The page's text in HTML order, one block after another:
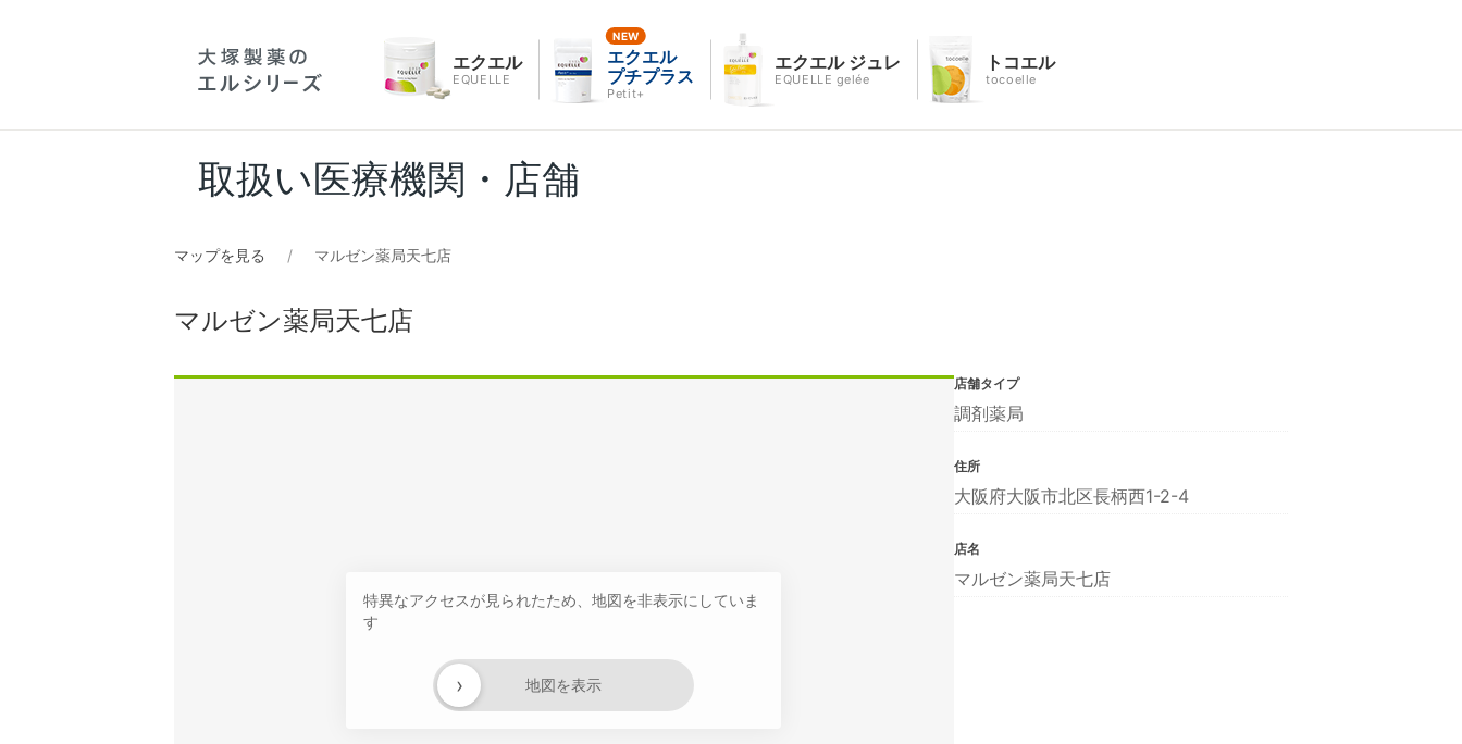
エクエル
EQUELLE
エクエル
プチプラス
Petit+
エクエル ジュレ
EQUELLE gelée
トコエル
tocoelle
取扱い医療機関・店舗
マップを見る マルゼン薬局天七店
マルゼン薬局天七店
特異なアクセスが見られたため、地図を非表示にしていま
す
地図を表示
›
店舗タイプ
調剤薬局
住所
大阪府大阪市北区長柄西1-2-4
店名
マルゼン薬局天七店